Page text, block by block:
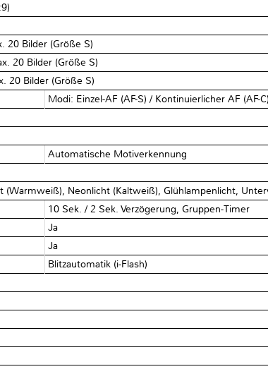
20 Bilder (Größe S)
20 Bilder (Größe S)
20 Bilder (Größe S)
Modi: Einzel-AF (AF-S) / Kontinuierlicher AF (AF-C)
Automatische Motiverkennung
(Warmweiß), Neonlicht (Kaltweiß), Glühlampenlicht,
10 Sek. / 2 Sek. Verzögerung, Gruppen-Timer
Ja
Ja
Blitzautomatik (i-Flash)